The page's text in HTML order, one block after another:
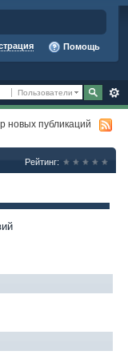
Помощь
Пользователи
новых публикаций
Рейтинг: